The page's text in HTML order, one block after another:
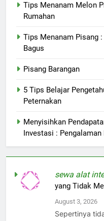
Tips Menanam Melon
Rumahan
Tips Menanam Pisang
Bagus
Pisang Barangan
5 Tips Belajar
Peternakan
Menyisihkan
Investasi : Pengalaman
sewa alat
yang Tidak
August 3, 2026
Sepertinya